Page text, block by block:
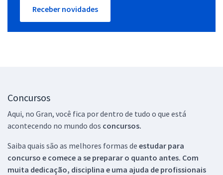
Receber novidades
Concursos
Aqui, no Gran, você fica por dentro de tudo o que está
acontecendo no mundo dos concursos.
Saiba quais são as melhores formas de estudar para
concurso e comece a se preparar o quanto antes. Com
muita dedicação, disciplina e uma ajuda de profissionais